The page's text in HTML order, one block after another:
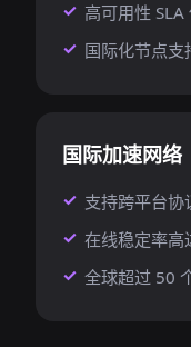
高可用性 SLA
国际化节点支
国际加速网络
支持跨平台协
在线稳定率高
全球超过 50